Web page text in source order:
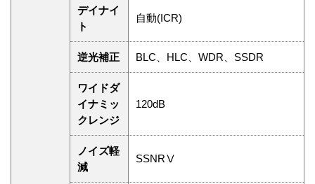
デイナイ
ト
自動(ICR)
逆光補正 BLC、HLC、WDR、SSDR
ワイドダ
イナミッ
クレンジ
120dB
ノイズ軽
減
SSNRⅤ